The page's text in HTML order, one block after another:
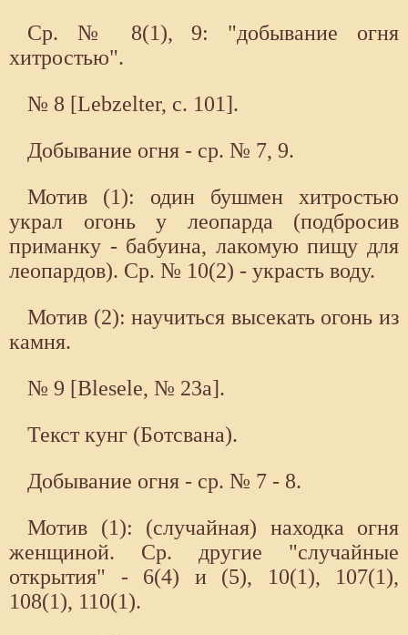
Ср. № 8(1), 9: "добывание огня
хитростью".
№ 8 [Lebzelter, с. 101].
Добывание огня - ср. № 7, 9.
Мотив (1): один бушмен хитростью
украл огонь у леопарда (подбросив
приманку - бабуина, лакомую пищу для
леопардов). Ср. № 10(2) - украсть воду.
Мотив (2): научиться высекать огонь из
камня.
№ 9 [Blesele, № 23а].
Текст кунг (Ботсвана).
Добывание огня - ср. № 7 - 8.
Мотив (1): (случайная) находка огня
женщиной. Ср. другие "случайные
открытия" - 6(4) и (5), 10(1), 107(1),
108(1), 110(1).